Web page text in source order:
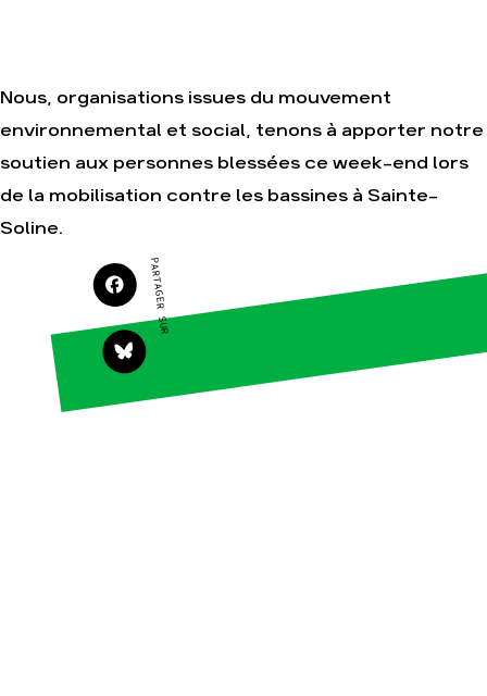
Agir
Faire un don
S'engager sur le
terrain
campagnes
Transmettre tout
ou partie de son
patrimoine
Télécharger
gratuitement les
guides éco-
Nos
thématiques
Nous, organisations issues du mouvement
environnemental et social, tenons à apporter notre
soutien aux personnes blessées ce week-end lors
de la mobilisation contre les bassines à Sainte-
Soline.
PARTAGER SUR